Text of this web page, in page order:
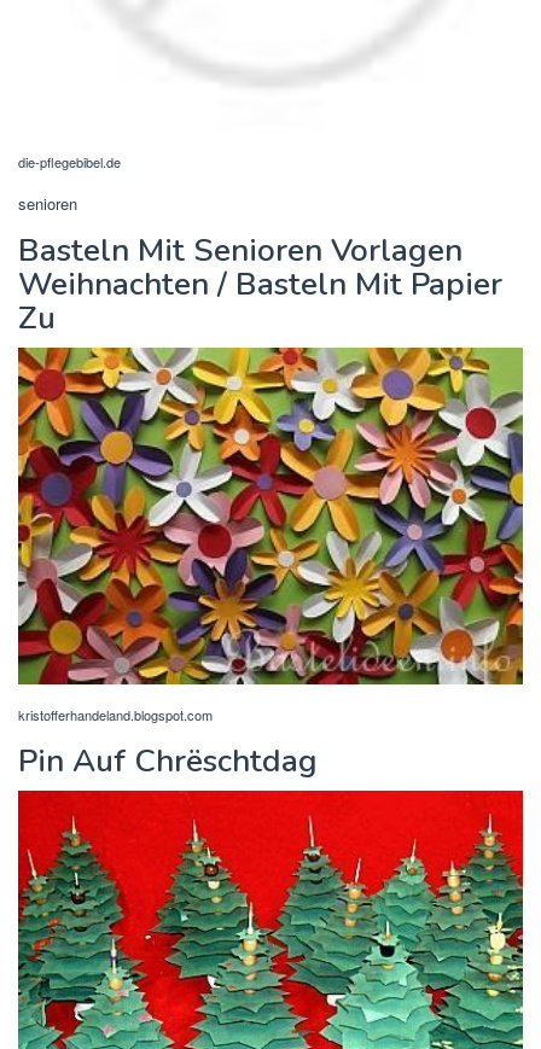
die-pflegebibel.de
senioren
Basteln Mit Senioren Vorlagen
Weihnachten / Basteln Mit Papier
Zu
kristofferhandeland.blogspot.com
Pin Auf Chrëschtdag